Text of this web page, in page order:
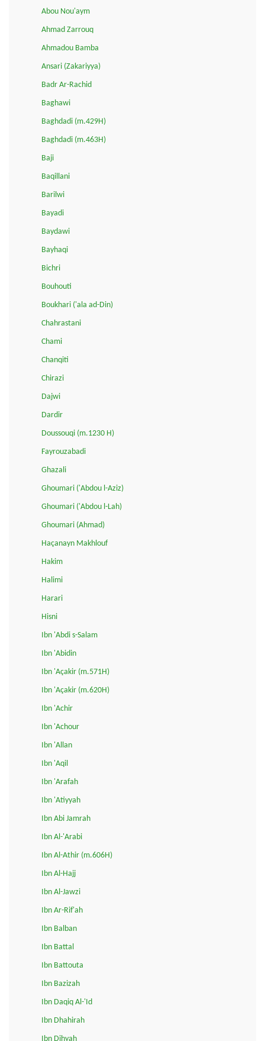
Abou Nou'aym
Ahmad Zarrouq
Ahmadou Bamba
Ansari (Zakariyya)
Badr Ar-Rachid
Baghawi
Baghdadi (m.429H)
Baghdadi (m.463H)
Baji
Baqillani
Barilwi
Bayadi
Baydawi
Bayhaqi
Bichri
Bouhouti
Boukhari ('ala ad-Din)
Chahrastani
Chami
Chanqiti
Chirazi
Dajwi
Dardir
Doussouqi (m.1230 H)
Fayrouzabadi
Ghazali
Ghoumari ('Abdou l-Aziz)
Ghoumari ('Abdou l-Lah)
Ghoumari (Ahmad)
Haçanayn Makhlouf
Hakim
Halimi
Harari
Hisni
Ibn 'Abdi s-Salam
Ibn 'Abidin
Ibn 'Açakir (m.571H)
Ibn 'Açakir (m.620H)
Ibn 'Achir
Ibn 'Achour
Ibn 'Allan
Ibn 'Aqil
Ibn 'Arafah
Ibn 'Atiyyah
Ibn Abi Jamrah
Ibn Al-'Arabi
Ibn Al-Athir (m.606H)
Ibn Al-Hajj
Ibn Al-Jawzi
Ibn Ar-Rif'ah
Ibn Balban
Ibn Battal
Ibn Battouta
Ibn Bazizah
Ibn Daqiq Al-'Id
Ibn Dhahirah
Ibn Dihyah